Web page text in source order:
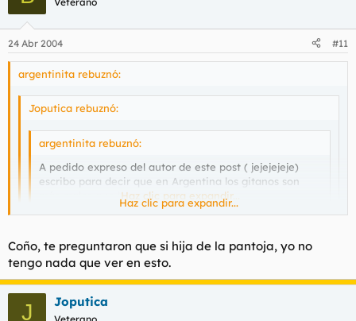
24 Abr 2004 #11
argentinita rebuznó:
Joputica rebuznó:
argentinita rebuznó:
A pedido expreso del autor de este post ( jejejejeje)
escribo para decir que en Argentina los gitanos son
más malos que la peste.Haz clic para expandir...
Tu te apellidas Pantoja?
Si, soy otra hija secreta, hermana debernar.
muahahahhahaha.
Haz clic para expandir...
Coño, te preguntaron que si hija de la pantoja, yo no
tengo nada que ver en esto.
J Joputica